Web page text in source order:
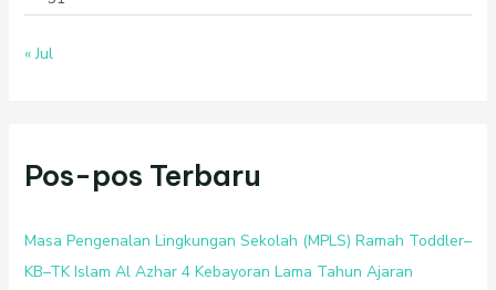
« Jul
Pos-pos Terbaru
Masa Pengenalan Lingkungan Sekolah (MPLS) Ramah Toddler–
KB–TK Islam Al Azhar 4 Kebayoran Lama Tahun Ajaran